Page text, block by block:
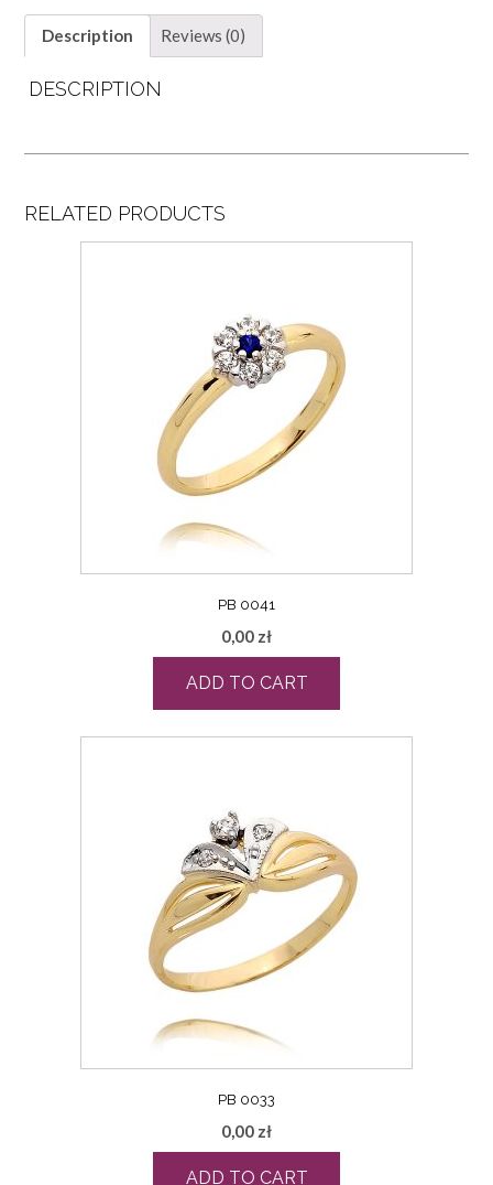
Description Reviews (0)
DESCRIPTION
RELATED PRODUCTS
PB 0041
0,00 zł
ADD TO CART
PB 0033
0,00 zł
ADD TO CART